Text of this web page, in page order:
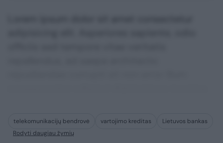
telekomunikacijų bendrovė vartojimo kreditas
Lietuvos bankas
Rodyti daugiau žymių